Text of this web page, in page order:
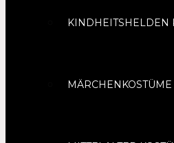
KINDHEITSHELDEN
MÄRCHENKOSTÜME